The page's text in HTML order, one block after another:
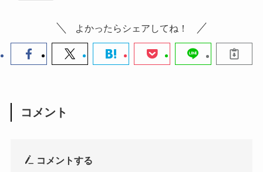
よかったらシェアしてね！
コメント
コメントする